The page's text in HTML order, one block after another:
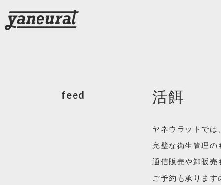
feed 活餌
ヤネウラットでは
完璧な衛生管理の
通信販売や卸販売
ご予約も承りま